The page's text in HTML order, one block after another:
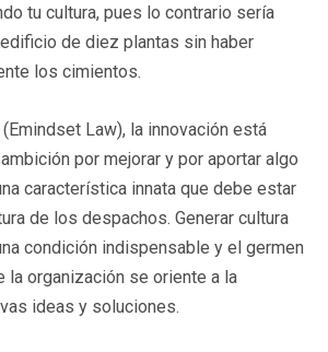
tu cultura, pues lo contrario sería
de diez plantas sin haber
los cimientos.
Law), la innovación está
por mejorar y por aportar algo
característica innata que debe estar
de los despachos. Generar cultura
condición indispensable y el germen
la organización se oriente a la
ideas y soluciones.